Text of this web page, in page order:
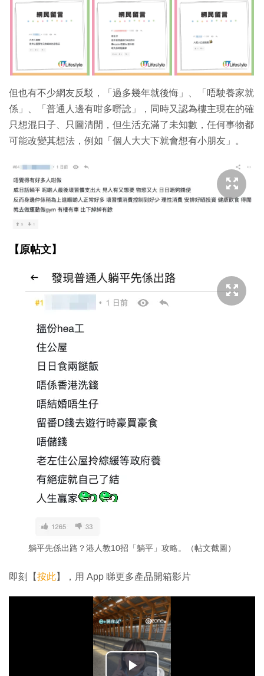
但也有不少網友反駁，「過多幾年就後悔」、「唔駛養家就
係」、「普通人邊有咁多嘢諗」，同時又認為樓主現在的確
只想混日子、只圖清閒，但生活充滿了未知數，任何事物都
可能改變其想法，例如「個人大大下就會想有小朋友」。
【原帖文】
躺平先係出路？港人教10招「躺平」攻略。（帖文截圖）
即刻【按此】，用 App 睇更多產品開箱影片